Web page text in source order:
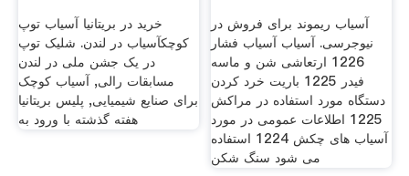
خرید در بریتانیا آسیاب توپ
کوچکآسیاب در لندن. شلیک توپ
در یک جشن ملی در لندن
مسابقات رالی, آسیاب کوچک
برای صنایع شیمیایی, پلیس بریتانیا
هفته گذشته با ورود به
آسیاب ریموند برای فروش در
نیوجرسی. آسیاب آسیاب فشار
1226 ارتعاشی شن و ماسه
فیدر 1225 باریت خرد کردن
دستگاه مورد استفاده در مراکش
1225 اطلاعات عمومی در مورد
آسیاب های چکش 1224 استفاده
می شود سنگ شکن